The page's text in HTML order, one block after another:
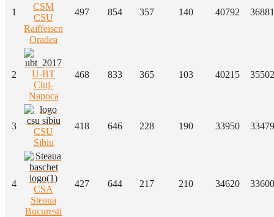
1
CSM
CSU
Raiffeisen
Oradea
497 854 357 140 40792 36881
2
U-BT
Cluj-
Napoca
468 833 365 103 40215 35502
3
CSU
Sibiu
418 646 228 190 33950 33479
4
CSA
Steaua
Bucuresti
427 644 217 210 34620 33600